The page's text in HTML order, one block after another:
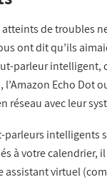
atteints de troubles
ont dit qu’ils
parleur intelligent,
Echo Dot
réseau avec leur
parleurs intelligents
à votre calendrier,
assistant virtuel